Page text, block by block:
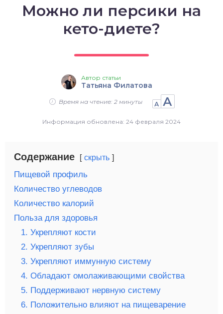
Можно ли персики на
кето-диете?
Автор статьи
Татьяна Филатова
Время на чтение: 2 минуты А А
Информация обновлена: 24 февраля 2024
Содержание скрыть
Пищевой профиль
Количество углеводов
Количество калорий
Польза для здоровья
1. Укрепляют кости
2. Укрепляют зубы
3. Укрепляют иммунную систему
4. Обладают омолаживающими свойства
5. Поддерживают нервную систему
6. Положительно влияют на пищеварение
выпечка